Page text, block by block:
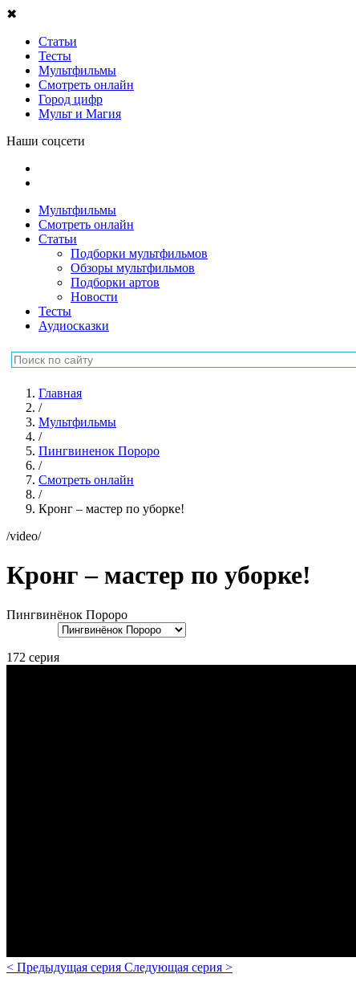
✖
Статьи
Тесты
Мультфильмы
Смотреть онлайн
Город цифр
Мульт и Магия
Наши соцсети
Мультфильмы
Смотреть онлайн
Статьи
Подборки мультфильмов
Обзоры мультфильмов
Подборки артов
Новости
Тесты
Аудиосказки
Главная
/
Мультфильмы
/
Пингвиненок Пороро
/
Смотреть онлайн
/
Кронг – мастер по уборке!
/video/
Кронг – мастер по уборке!
Пингвинёнок Пороро
172 серия
< Предыдущая серия Следующая серия >